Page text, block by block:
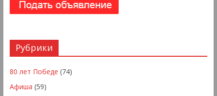
Рубрики
80 лет Победе (74)
Афиша (59)